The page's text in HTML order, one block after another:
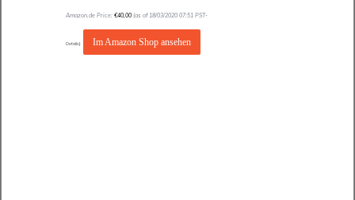
Amazon.de Price: €40,00(as of 18/03/2020 07:51 PST-
Details) Im Amazon Shop ansehen